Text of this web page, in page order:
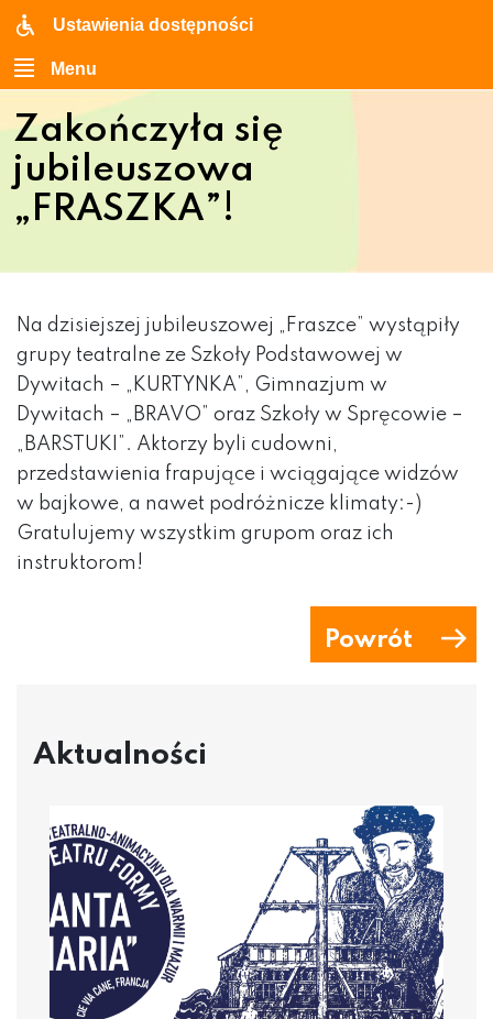
Ustawienia dostępności
Menu
Zakończyła się
jubileuszowa
„FRASZKA”!
Na dzisiejszej jubileuszowej „Fraszce” wystąpiły
grupy teatralne ze Szkoły Podstawowej w
Dywitach – „KURTYNKA”, Gimnazjum w
Dywitach – „BRAVO” oraz Szkoły w Spręcowie –
„BARSTUKI”. Aktorzy byli cudowni,
przedstawienia frapujące i wciągające widzów
w bajkowe, a nawet podróżnicze klimaty:-)
Gratulujemy wszystkim grupom oraz ich
instruktorom!
Powrót
Aktualności